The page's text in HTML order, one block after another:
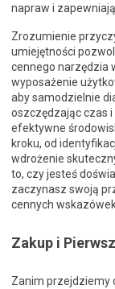
napraw i
Zrozumienie
umiejętności
cennego narzędzia
wyposażenie
aby samodzielnie
oszczędzając czas
efektywne
kroku, od
wdrożenie
to, czy jesteś
zaczynasz swoją
cennych
Zakup i
Zanim przejdziemy